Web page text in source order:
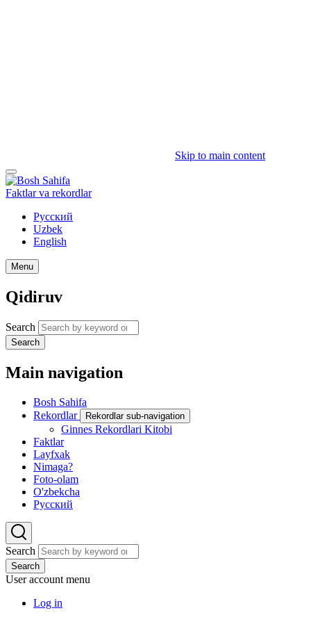
Skip to main content
Faktlar va rekordlar
Русский
Uzbek
English
Menu
Qidiruv
Search
Search
Main navigation
Bosh Sahifa
Rekordlar
Rekordlar sub-navigation
Ginnes Rekordlari Kitobi
Faktlar
Layfxak
Nimaga?
Foto-olam
O'zbekcha
Русский
Search
Search
User account menu
Log in